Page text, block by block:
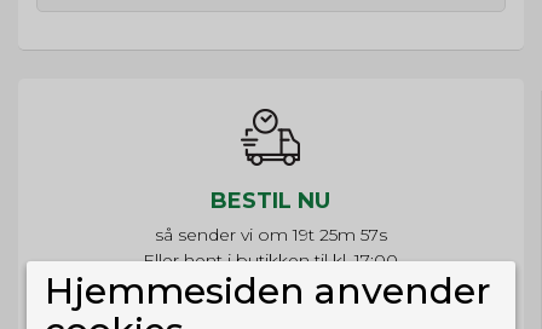
BESTIL NU
så sender vi om19t 25m 57s
Eller hent i butikken til kl. 17:00
Hjemmesiden anvender